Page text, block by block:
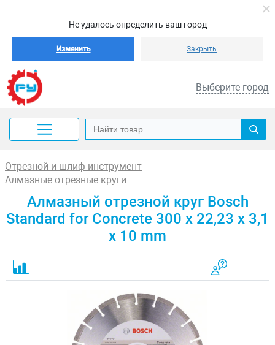
Не удалось определить ваш город
Изменить Закрыть
Выберите город
Отрезной и шлиф инструмент
Алмазные отрезные круги
Алмазный отрезной круг Bosch
Standard for Concrete 300 x 22,23 x 3,1
x 10 mm